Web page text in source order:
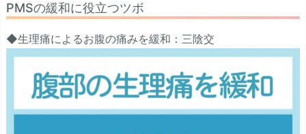
PMSの緩和に役立つツボ
◆生理痛によるお腹の痛みを緩和：三陰交